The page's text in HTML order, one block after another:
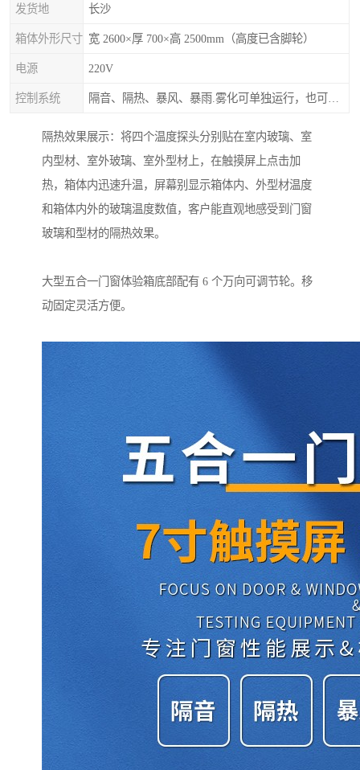
发货地 长沙
箱体外形尺寸 宽 2600×厚 700×高 2500mm（高度已含脚轮）
电源 220V
控制系统
隔热效果展示：将四个温度探头分别贴在室内玻璃、室
内型材、室外玻璃、室外型材上，在触摸屏上点击加
热，箱体内迅速升温，屏幕别显示箱体内、外型材温度
和箱体内外的玻璃温度数值，客户能直观地感受到门窗
玻璃和型材的隔热效果。
大型五合一门窗体验箱底部配有 6 个万向可调节轮。移
动固定灵活方便。